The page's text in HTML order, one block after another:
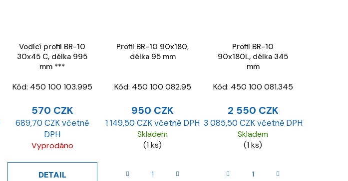
Vodící profil BR-10
30x45 C, délka 995
mm ***
Kód: 450 100 103.995
570 CZK
689,70 CZK včetně
DPH
Vyprodáno
DETAIL
Profil BR-10 90x180,
délka 95 mm
Kód: 450 100 082.95
950 CZK
1 149,50 CZK včetně DPH
Skladem
(1 ks)
Profil BR-10
90x180L, délka 345
mm
Kód: 450 100 081.345
2 550 CZK
3 085,50 CZK včetně DPH
Skladem
(1 ks)